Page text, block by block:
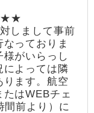
★★
しまして事前
っておりま
がいらっし
によっては隣
ります。航空
はWEBチェ
間前より）に